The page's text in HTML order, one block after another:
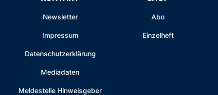
Newsletter
Impressum
Datenschutzerklärung
Mediadaten
Meldestelle Hinweisgeber
Abo
Einzelheft